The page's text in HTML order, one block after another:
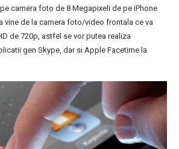
camera foto de 8 Megapixeli de pe iPhone
vine de la camera foto/video frontala ce va
de 720p, astfel se vor putea realiza
gen Skype, dar si Apple Facetime la